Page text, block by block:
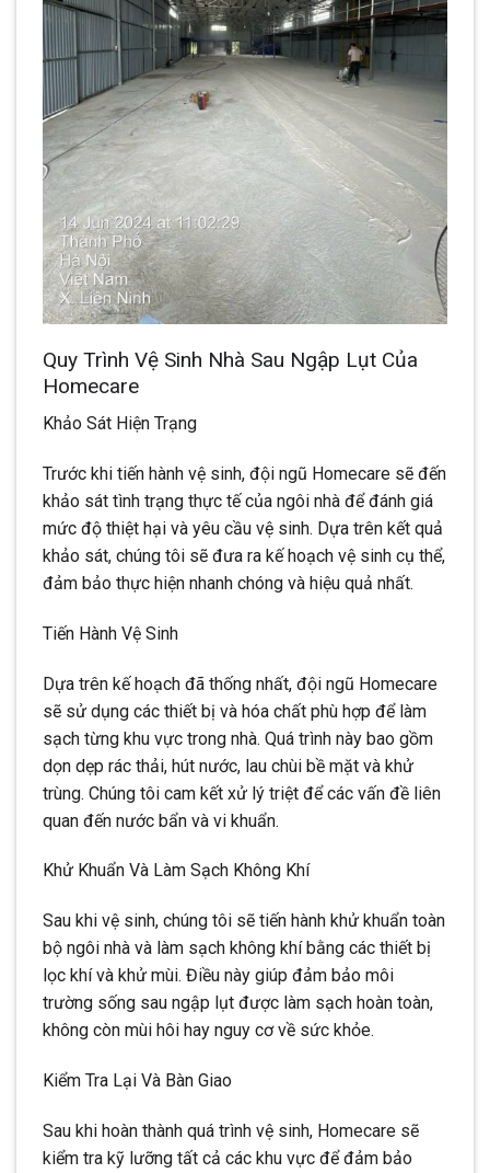
Quy Trình Vệ Sinh Nhà Sau Ngập Lụt Của
Homecare
Khảo Sát Hiện Trạng
Trước khi tiến hành vệ sinh, đội ngũ Homecare sẽ đến
khảo sát tình trạng thực tế của ngôi nhà để đánh giá
mức độ thiệt hại và yêu cầu vệ sinh. Dựa trên kết quả
khảo sát, chúng tôi sẽ đưa ra kế hoạch vệ sinh cụ thể,
đảm bảo thực hiện nhanh chóng và hiệu quả nhất.
Tiến Hành Vệ Sinh
Dựa trên kế hoạch đã thống nhất, đội ngũ Homecare
sẽ sử dụng các thiết bị và hóa chất phù hợp để làm
sạch từng khu vực trong nhà. Quá trình này bao gồm
dọn dẹp rác thải, hút nước, lau chùi bề mặt và khử
trùng. Chúng tôi cam kết xử lý triệt để các vấn đề liên
quan đến nước bẩn và vi khuẩn.
Khử Khuẩn Và Làm Sạch Không Khí
Sau khi vệ sinh, chúng tôi sẽ tiến hành khử khuẩn toàn
bộ ngôi nhà và làm sạch không khí bằng các thiết bị
lọc khí và khử mùi. Điều này giúp đảm bảo môi
trường sống sau ngập lụt được làm sạch hoàn toàn,
không còn mùi hôi hay nguy cơ về sức khỏe.
Kiểm Tra Lại Và Bàn Giao
Sau khi hoàn thành quá trình vệ sinh, Homecare sẽ
kiểm tra kỹ lưỡng tất cả các khu vực để đảm bảo